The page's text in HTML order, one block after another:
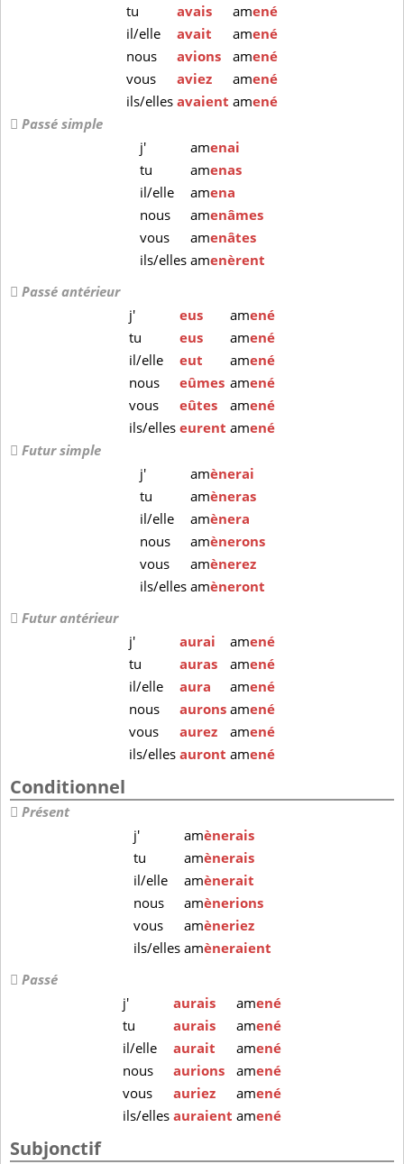
tu
avais amené
il/elle
avait amené
nous
avions amené
vous
aviez amené
ils/ellesavaient amené
Passé simple
j'
amenai
tu
amenas
il/elle
amena
nous
amenâmes
vous
amenâtes
ils/elles amenèrent
Passé antérieur
j'
eus amené
tu
eus amené
il/elle
eut amené
nous
eûmes amené
vous
eûtes amené
ils/elleseurent amené
Futur simple
j'
amènerai
tu
amèneras
il/elle
amènera
nous
amènerons
vous
amènerez
ils/elles amèneront
Futur antérieur
j'
aurai amené
tu
auras amené
il/elle
aura amené
nous
auronsamené
vous
aurez amené
ils/ellesauront amené
Conditionnel
Présent
j'
amènerais
tu
amènerais
il/elle
amènerait
nous
amènerions
vous
amèneriez
ils/elles amèneraient
Passé
j'
aurais amené
tu
aurais amené
il/elle
aurait amené
nous
aurions amené
vous
auriez amené
ils/ellesauraient amené
Subjonctif